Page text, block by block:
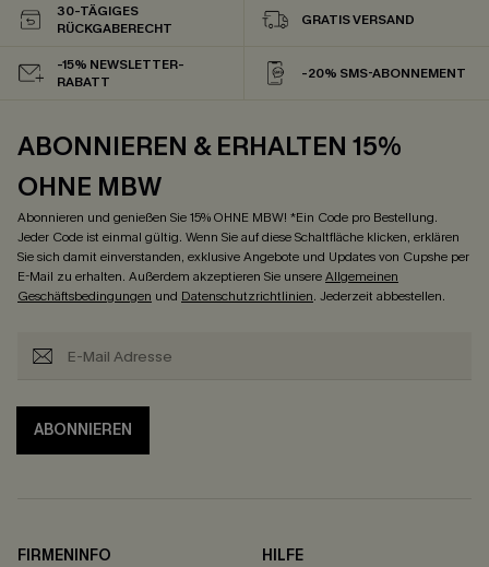
30-TÄGIGES
RÜCKGABERECHT
GRATIS VERSAND
-15% NEWSLETTER-
RABATT
-20% SMS-ABONNEMENT
ABONNIEREN & ERHALTEN 15%
OHNE MBW
Abonnieren und genießen Sie 15% OHNE MBW! *Ein Code pro Bestellung.
Jeder Code ist einmal gültig. Wenn Sie auf diese Schaltfläche klicken, erklären
Sie sich damit einverstanden, exklusive Angebote und Updates von Cupshe per
E-Mail zu erhalten. Außerdem akzeptieren Sie unsereAllgemeinen
Geschäftsbedingungen und Datenschutzrichtlinien. Jederzeit abbestellen.
ABONNIEREN
FIRMENINFO
HILFE